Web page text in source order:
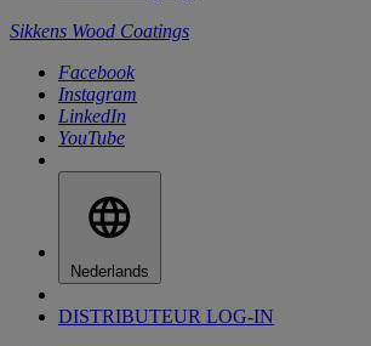
Sikkens Wood Coatings
Facebook
Instagram
LinkedIn
YouTube
Nederlands
DISTRIBUTEUR LOG-IN